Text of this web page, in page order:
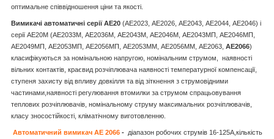
оптимальне співвідношення ціни та якості.
Вимикачі автоматичні серії АЕ20 (АЕ2023, АЕ2026, АЕ2043, АЕ2044, АЕ2046) і
серії АЕ20М (АЕ2033М, АЕ2036М, АЕ2043М, АЕ2046М, АЕ2043МП, АЕ2046МП,
АЕ2049МП, АЕ2053МП, АЕ2056МП, АЕ2053ММ, АЕ2056ММ, АЕ2063, АЕ2066)
класифікуються за номінальною напругою, номінальним струмом, наявності
вільних контактів, краєвид розчіплювача наявності температурної компенсації,
ступеня захисту від впливу довкілля та від зіткнення з струмовідними
частинами, наявності регулювання втомилки за струмом спрацьовування
теплових розчіплювачів, номінальному струму максимальних розчіплювачів,
класу зносостійкості, кліматічному виготовленню.
Автоматичний вимикач АЕ 2066 - діапазон робочих струмів 16-125А,кількість